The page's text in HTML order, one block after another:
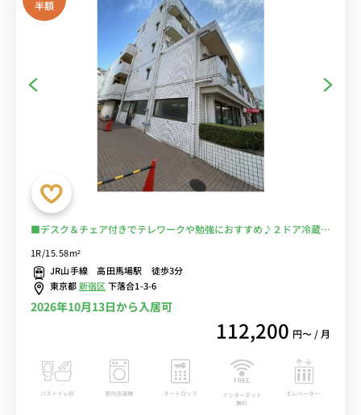
半額
■デスク＆チェア付きでテレワークや勉強におすすめ♪２ドア冷蔵庫
分/東京・新宿・秋葉原まで乗換なし/「西友」や「Fuji Store」など
スーパー多数あり■選べるWi-Fi格安レンタル中！
1R/15.58m²
JR山手線 高田馬場駅 徒歩3分
東京都新宿区下落合1-3-6
2026年10月13日から入居可
112,200 円〜 / 月
バストイレ別 室内洗濯機 オートロック
インターネット
無料
エレベーター